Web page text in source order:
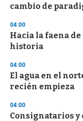
cambio de
04:00
Hacia la faena
historia
04:00
El agua en el
recién empieza
04:00
Consignatarios y